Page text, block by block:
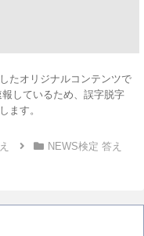
たオリジナルコンテンツで
しているため、誤字脱字
ます。
NEWS検定 答え